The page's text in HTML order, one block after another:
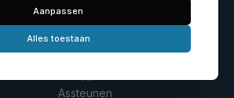
Werkplaatskranen
Haspels
Krikken
Assteunen
Aanpassen
Alles toestaan